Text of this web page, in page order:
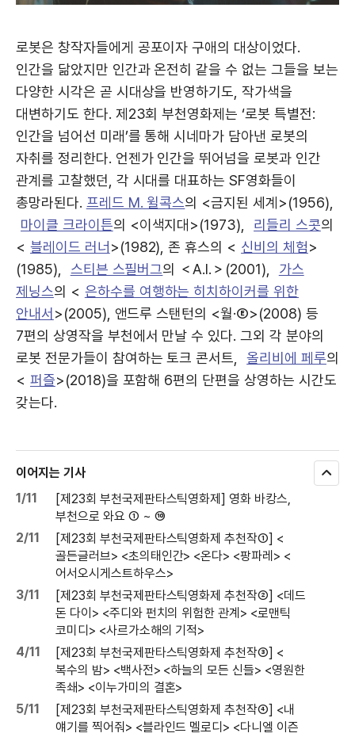
로봇은 창작자들에게 공포이자 구애의 대상이었다.
인간을 닮았지만 인간과 온전히 같을 수 없는 그들을 보는
다양한 시각은 곧 시대상을 반영하기도, 작가색을
대변하기도 한다. 제23회 부천영화제는 ‘로봇 특별전:
인간을 넘어선 미래’를 통해 시네마가 담아낸 로봇의
자취를 정리한다. 언젠가 인간을 뛰어넘을 로봇과 인간
관계를 고찰했던, 각 시대를 대표하는 SF영화들이
총망라된다. 프레드 M. 윌콕스의 <금지된 세계>(1956),
마이클 크라이튼의 <이색지대>(1973), 리들리 스콧의
< 블레이드 러너 >(1982), 존 휴스의 < 신비의 체험>
(1985),
스티븐 스필버그의 ＜A.I.＞(2001),
가스
제닝스의 < 은하수를 여행하는 히치하이커를 위한
안내서 >(2005), 앤드루 스탠턴의 <월·Ⓔ>(2008) 등
7편의 상영작을 부천에서 만날 수 있다. 그외 각 분야의
로봇 전문가들이 참여하는 토크 콘서트,
올리비에 페루의
< 퍼즐>(2018)을 포함해 6편의 단편을 상영하는 시간도
갖는다.
이어지는 기사
1/11
[제23회 부천국제판타스틱영화제] 영화 바캉스,
부천으로 와요 ① ~ ⑩
2/11
[제23회 부천국제판타스틱영화제 추천작①] <
골든글러브> <초의태인간> <온다> <팡파레> <
어서오시게스트하우스>
3/11
[제23회 부천국제판타스틱영화제 추천작②] <데드
돈 다이> <주디와 펀치의 위험한 관계> <로맨틱
코미디> <사르가소해의 기적>
4/11
[제23회 부천국제판타스틱영화제 추천작③] <
복수의 밤> <백사전> <하늘의 모든 신들> <영원한
족쇄> <이누가미의 결혼>
5/11
[제23회 부천국제판타스틱영화제 추천작④] <내
얘기를 찍어줘> <블라인드 멜로디> <다니엘 이즌
모